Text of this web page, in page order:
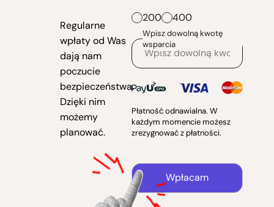
Regularne
wpłaty od Was
dają nam
poczucie
bezpieczeństwa.
Dzięki nim
możemy
planować.
200
400
Wpisz dowolną kwotę
wsparcia
Płatność odnawialna. W
każdym momencie możesz
zrezygnować z płatności.
Wpłacam